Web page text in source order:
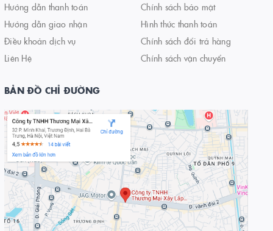
Hướng dẫn thanh toán
Hướng dẫn giao nhận
Điều khoản dịch vụ
Liên Hệ
Chính sách bảo mật
Hình thức thanh toán
Chính sách đổi trả hàng
Chính sách vận chuyển
BẢN ĐỒ CHỈ ĐƯỜNG